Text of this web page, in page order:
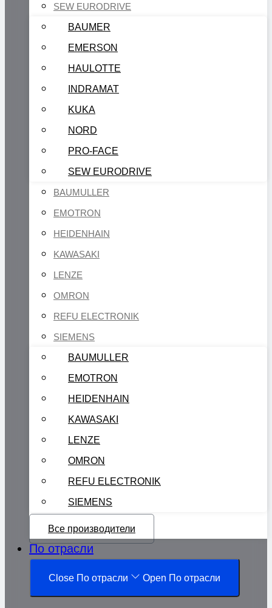
SEW EURODRIVE
BAUMER
EMERSON
HAULOTTE
INDRAMAT
KUKA
NORD
PRO-FACE
SEW EURODRIVE
BAUMULLER
EMOTRON
HEIDENHAIN
KAWASAKI
LENZE
OMRON
REFU ELECTRONIK
SIEMENS
BAUMULLER
EMOTRON
HEIDENHAIN
KAWASAKI
LENZE
OMRON
REFU ELECTRONIK
SIEMENS
Все производители
По отрасли
Close По отрасли Open По отрасли